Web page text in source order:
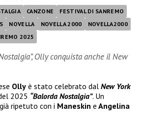
CANZONE
FESTIVAL DI SANREMO
NOVELLA NOVELLA 2000
NOVELLA2000
2025
Olly conquista anche il New
Olly è stato celebrato dal New York
2025 “Balorda Nostalgia”. Un
ripetuto con i Maneskin e Angelina